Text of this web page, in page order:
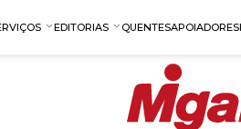
EDITORIAS QUENTESAPOIADORES